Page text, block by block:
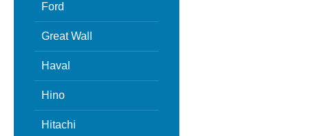
Ford
Great Wall
Haval
Hino
Hitachi